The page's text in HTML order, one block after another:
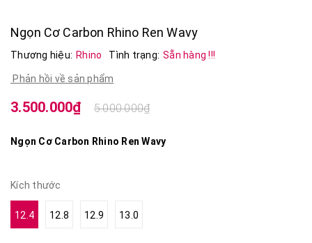
Ngọn Cơ Carbon Rhino Ren Wavy
Thương hiệu: Rhino Tình trạng: Sẵn hàng !!!
Phản hồi về sản phẩm
3.500.000₫ 5.000.000₫
Ngọn Cơ Carbon Rhino Ren Wavy
Kích thước
12.4 12.8 12.9 13.0